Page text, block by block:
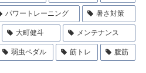
パワートレーニング 暑さ対策
大町健斗 メンテナンス
弱虫ペダル 筋トレ 腹筋